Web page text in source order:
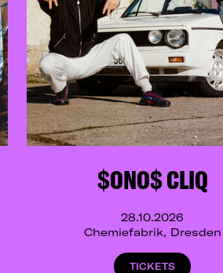
$ONO$ CLIQ
28.10.2026
Chemiefabrik, Dresden
TICKETS